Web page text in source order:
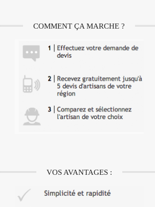
COMMENT ÇA MARCHE ?
VOS AVANTAGES :